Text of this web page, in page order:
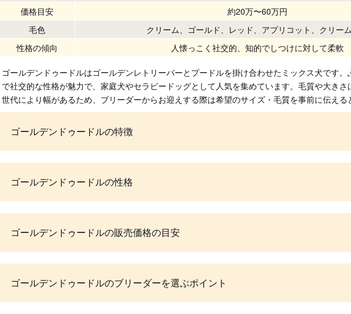
価格目安
約20万〜60万円
毛色
クリーム、ゴールド、レッド、アプリコット、クリー
性格の傾向
人懐っこく社交的、知的でしつけに対して柔軟
ゴールデンドゥードルはゴールデンレトリーバーとプードルを掛け合わせたミックス犬です
で社交的な性格が魅力で、家庭犬やセラピードッグとして人気を集めています。毛質や大き
世代により幅があるため、ブリーダーからお迎えする際は希望のサイズ・毛質を事前に伝える
ゴールデンドゥードルの特徴
ゴールデンドゥードルの性格
ゴールデンドゥードルの販売価格の目安
ゴールデンドゥードルのブリーダーを選ぶポイント